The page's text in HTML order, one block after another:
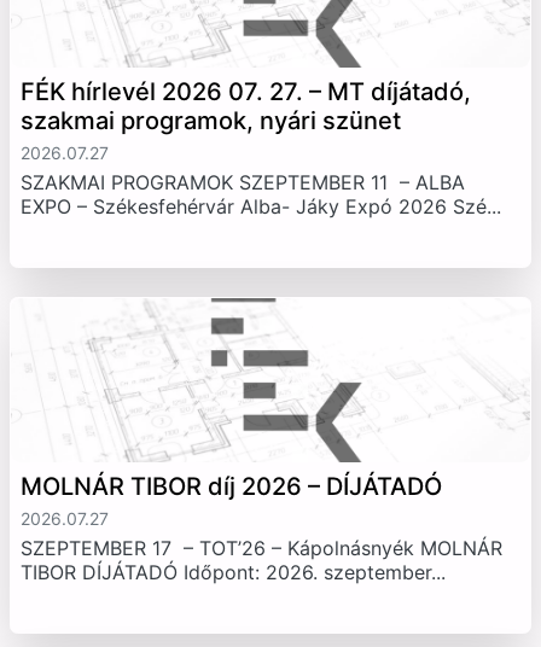
FÉK hírlevél 2026 07. 27. – MT díjátadó,
szakmai programok, nyári szünet
2026.07.27
SZAKMAI PROGRAMOK SZEPTEMBER 11 – ALBA
EXPO – Székesfehérvár Alba- Jáky Expó 2026 Szé...
MOLNÁR TIBOR díj 2026 – DÍJÁTADÓ
2026.07.27
SZEPTEMBER 17 – TOT’26 – Kápolnásnyék MOLNÁR
TIBOR DÍJÁTADÓ Időpont: 2026. szeptember...